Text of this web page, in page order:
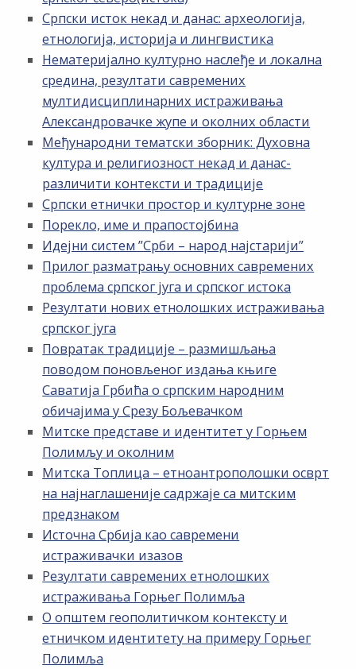
Српски исток некад и данас: археологија,
етнологија, историја и лингвистика
Нематеријално културно наслеђе и локална
средина, резултати савремених
мултидисциплинарних истраживања
Александровачке жупе и околних области
Међународни тематски зборник: Духовна
култура и религиозност некад и данас-
различити контексти и традиције
Српски етнички простор и културне зоне
Порекло, име и прапостојбина
Идејни систем ”Срби – народ најстарији”
Прилог разматрању основних савремених
проблема српског југа и српског истока
Резултати нових етнолошких истраживања
српског југа
Повратак традиције – размишљања
поводом поновљеног издања књиге
Саватија Грбића о српским народним
обичајима у Срезу Бољевачком
Митске представе и идентитет у Горњем
Полимљу и околним
Митска Топлица – етноантрополошки осврт
на најнаглашеније садржаје са митским
предзнаком
Источна Србија као савремени
истраживачки изазов
Резултати савремених етнолошких
истраживања Горњег Полимља
О општем геополитичком контексту и
етничком идентитету на примеру Горњег
Полимља